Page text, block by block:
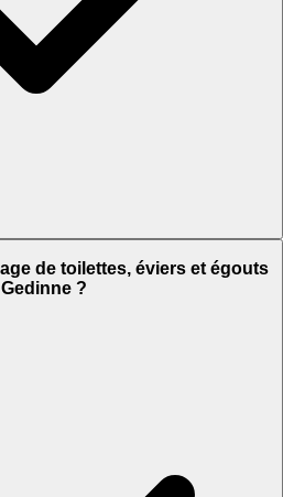
de toilettes, éviers et égouts
?